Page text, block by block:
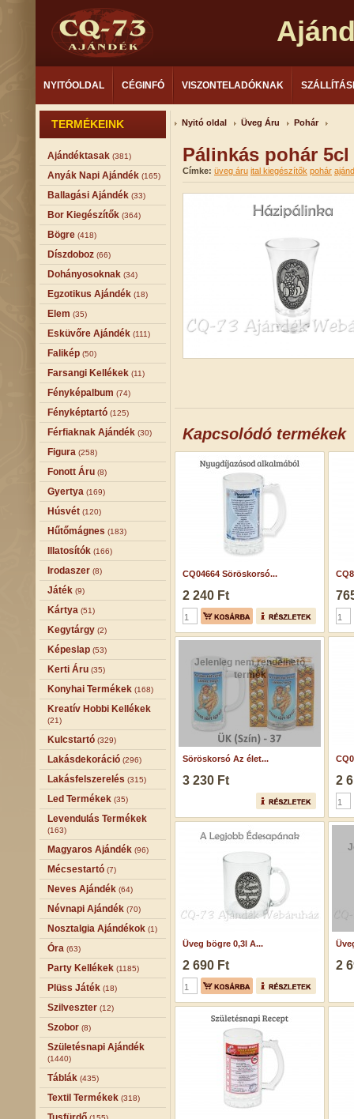
NYITÓOLDAL CÉGINFÓ VISZONTELADÓKNAK
TERMÉKEINK
Ajándéktasak (381)
Anyák Napi Ajándék (165)
Ballagási Ajándék (33)
Bor Kiegészítők (364)
Bögre (418)
Díszdoboz (66)
Dohányosoknak (34)
Egzotikus Ajándék (18)
Elem (35)
Esküvőre Ajándék (111)
Falikép (50)
Farsangi Kellékek (11)
Fényképalbum (74)
Fényképtartó (125)
Férfiaknak Ajándék (30)
Figura (258)
Fonott Áru (8)
Gyertya (169)
Húsvét (120)
Hűtőmágnes (183)
Illatosítók (166)
Irodaszer (8)
Játék (9)
Kártya (51)
Kegytárgy (2)
Képeslap (53)
Kerti Áru (35)
Konyhai Termékek (168)
Kreatív Hobbi Kellékek
(21)
Kulcstartó (329)
Lakásdekoráció (296)
Lakásfelszerelés (315)
Led Termékek (35)
Levendulás Termékek
(163)
Magyaros Ajándék (96)
Mécsestartó (7)
Neves Ajándék (64)
Névnapi Ajándék (70)
Nosztalgia Ajándékok (1)
Óra (63)
Party Kellékek (1185)
Plüss Játék (18)
Szilveszter (12)
Szobor (8)
Születésnapi Ajándék
(1440)
Táblák (435)
Textil Termékek (318)
Nyitó oldal Üveg Áru Pohár
Pálinkás pohár
Címke: üveg áru ital kiegészítők pohár
Kapcsolódó termékek
CQ04664 Söröskorsó...
2 240 Ft
Jelenleg nem rendelhető
termék
Söröskorsó Az élet...
3 230 Ft 2
Üveg bögre 0,3l A...
2 690 Ft 2